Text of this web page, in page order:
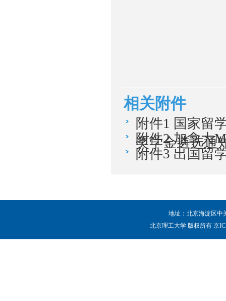
相关附件
附件1 国家留
奖学金遴选通
附件2 加拿大
附件3 出国留
地址：北京海淀区中
北京理工大学 版权所有 京